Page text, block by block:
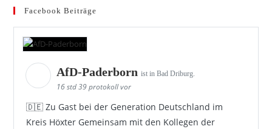
Facebook Beiträge
AfD-Paderbornist in Bad Driburg.
16 std 39 protokoll vor
🇩🇪 Zu Gast bei der Generation Deutschland im
Kreis Höxter Gemeinsam mit den Kollegen der